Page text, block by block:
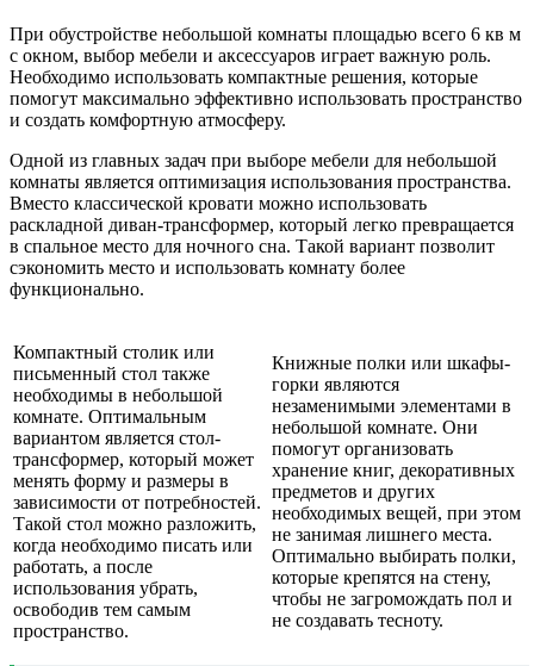
При обустройстве небольшой комнаты площадью всего 6 кв м
с окном, выбор мебели и аксессуаров играет важную роль.
Необходимо использовать компактные решения, которые
помогут максимально эффективно использовать пространство
и создать комфортную атмосферу.
Одной из главных задач при выборе мебели для небольшой
комнаты является оптимизация использования пространства.
Вместо классической кровати можно использовать
раскладной диван-трансформер, который легко превращается
в спальное место для ночного сна. Такой вариант позволит
сэкономить место и использовать комнату более
функционально.
Компактный столик или
письменный стол также
необходимы в небольшой
комнате. Оптимальным
вариантом является стол-
трансформер, который может
менять форму и размеры в
зависимости от потребностей.
Такой стол можно разложить,
когда необходимо писать или
работать, а после
использования убрать,
освободив тем самым
пространство.
Книжные полки или шкафы-
горки являются
незаменимыми элементами в
небольшой комнате. Они
помогут организовать
хранение книг, декоративных
предметов и других
необходимых вещей, при этом
не занимая лишнего места.
Оптимально выбирать полки,
которые крепятся на стену,
чтобы не загромождать пол и
не создавать тесноту.